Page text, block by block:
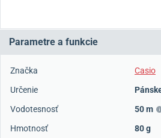
Parametre a funkcie
Značka
Casio
Určenie
Vodotesnosť
50 m
Hmotnosť
80 g